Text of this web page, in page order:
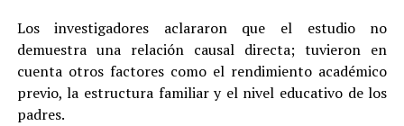
Los investigadores aclararon que el estudio no
demuestra una relación causal directa; tuvieron en
cuenta otros factores como el rendimiento académico
previo, la estructura familiar y el nivel educativo de los
padres.